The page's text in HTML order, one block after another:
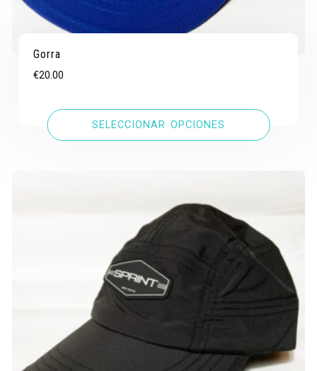
Gorra
€20.00
SELECCIONAR OPCIONES